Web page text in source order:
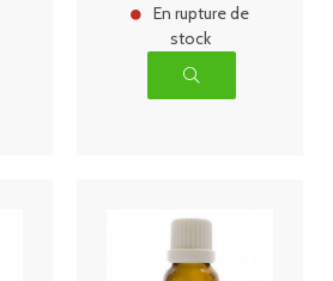
En rupture de
stock